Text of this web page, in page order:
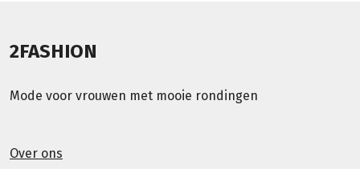
2FASHION
Mode voor vrouwen met mooie rondingen
Over ons